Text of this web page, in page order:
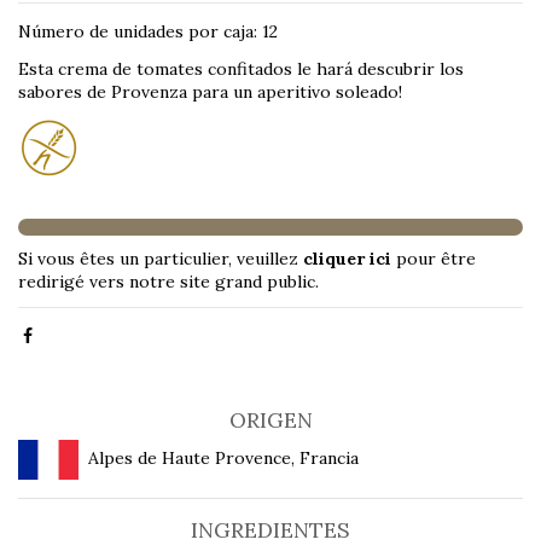
Número de unidades por caja: 12
Esta crema de tomates confitados le hará descubrir los
sabores de Provenza para un aperitivo soleado!
Si vous êtes un particulier, veuillez cliquer ici pour être
redirigé vers notre site grand public.
ORIGEN
Alpes de Haute Provence, Francia
INGREDIENTES